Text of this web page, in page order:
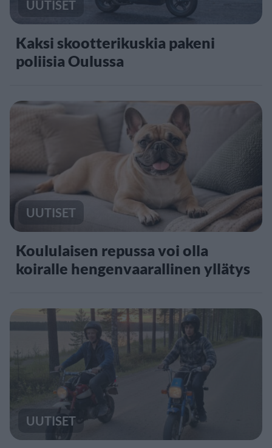
UUTISET
Kaksi skootterikuskia pakeni
poliisia Oulussa
UUTISET
Koululaisen repussa voi olla
koiralle hengenvaarallinen yllätys
UUTISET